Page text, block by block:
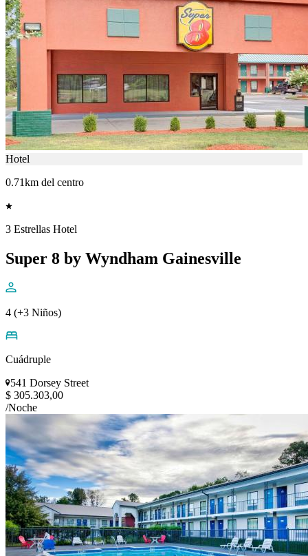
Hotel
0.71km del centro
3 Estrellas Hotel
Super 8 by Wyndham Gainesville
4 (+3 Niños)
Cuádruple
541 Dorsey Street
$ 305.303,00
/Noche